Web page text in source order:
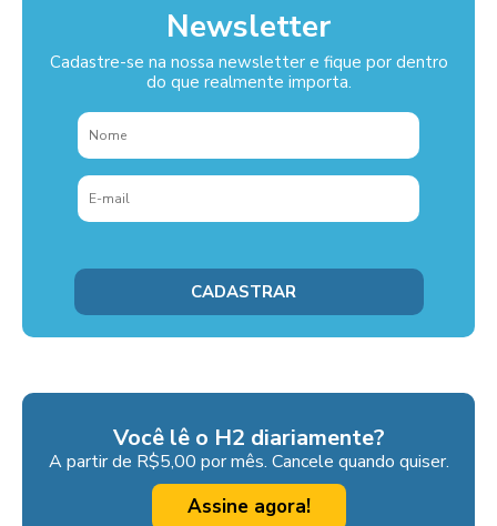
Newsletter
Cadastre-se na nossa newsletter e fique por dentro
do que realmente importa.
Você lê o H2 diariamente?
A partir de R$5,00 por mês. Cancele quando quiser.
Assine agora!